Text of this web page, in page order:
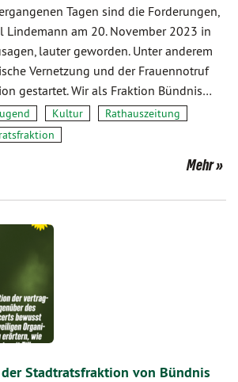
Tagen sind die Forderungen,
Lindemann am 20. November 2023 in
lauter geworden. Unter anderem
Vernetzung und der Frauennotruf
gestartet. Wir als Fraktion Bündnis…
Kultur
Rathauszeitung
Mehr
Stadtratsfraktion von Bündnis